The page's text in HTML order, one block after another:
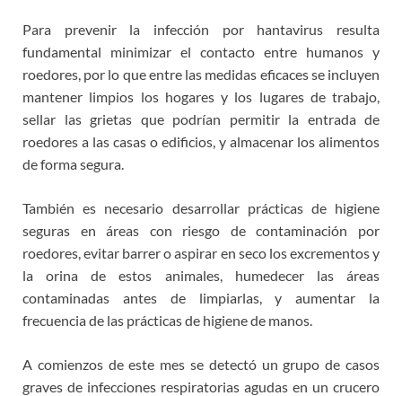
Para prevenir la infección por hantavirus resulta
fundamental minimizar el contacto entre humanos y
roedores, por lo que entre las medidas eficaces se incluyen
mantener limpios los hogares y los lugares de trabajo,
sellar las grietas que podrían permitir la entrada de
roedores a las casas o edificios, y almacenar los alimentos
de forma segura.
También es necesario desarrollar prácticas de higiene
seguras en áreas con riesgo de contaminación por
roedores, evitar barrer o aspirar en seco los excrementos y
la orina de estos animales, humedecer las áreas
contaminadas antes de limpiarlas, y aumentar la
frecuencia de las prácticas de higiene de manos.
A comienzos de este mes se detectó un grupo de casos
graves de infecciones respiratorias agudas en un crucero